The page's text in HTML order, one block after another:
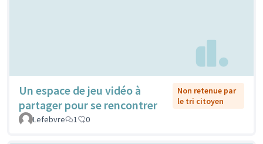
Un espace de jeu vidéo à
partager pour se rencontrer
Non retenue par
le tri citoyen
Lefebvre
1 0